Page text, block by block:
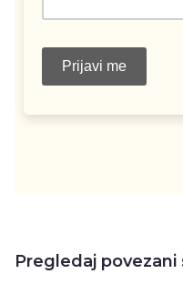
Pregledaj povezani